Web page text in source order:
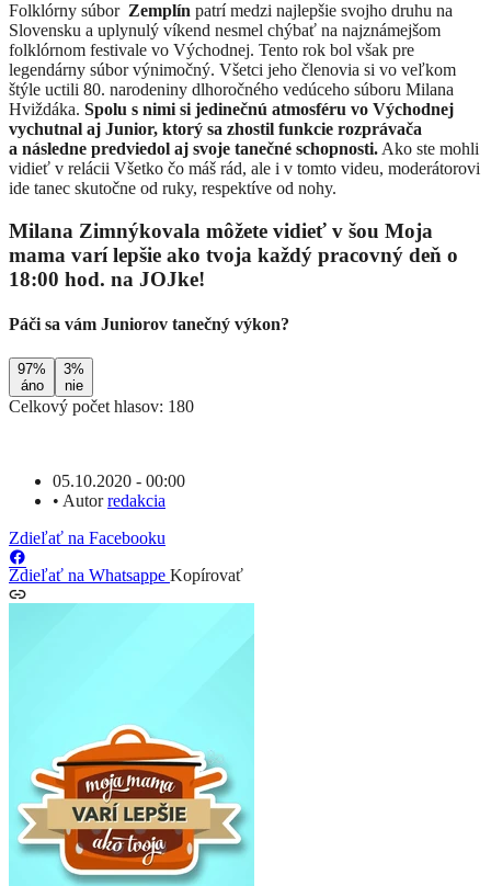
Folklórny súborZemplín patrí medzi najlepšie svojho druhu na
Slovensku a uplynulý víkend nesmel chýbať na najznámejšom
folklórnom festivale vo Východnej. Tento rok bol však pre
legendárny súbor výnimočný. Všetci jeho členovia si vo veľkom
štýle uctili 80. narodeniny dlhoročného vedúceho súboru Milana
Hviždáka. Spolu s nimi si jedinečnú atmosféru vo Východnej
vychutnal aj Junior, ktorý sa zhostil funkcie rozprávača
a následne predviedol aj svoje tanečné schopnosti. Ako ste mohli
vidieť v relácii Všetko čo máš rád, ale i v tomto videu, moderátorovi
ide tanec skutočne od ruky, respektíve od nohy.
Milana Zimnýkovala môžete vidieť v šou Moja
mama varí lepšie ako tvoja každý pracovný deň o
18:00 hod. na JOJke!
Páči sa vám Juniorov tanečný výkon?
97%
áno
3%
nie
Celkový počet hlasov: 180
05.10.2020 - 00:00
• Autorredakcia
Zdieľať na Facebooku
Zdieľať na Whatsappe Kopírovať